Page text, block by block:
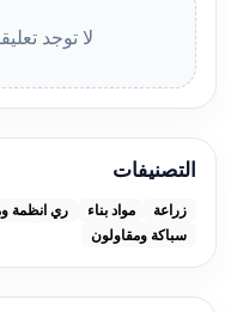
لا توجد
التصنيفات
زراعة مواد بناء
ري انظمة
سباكة ومقاولون